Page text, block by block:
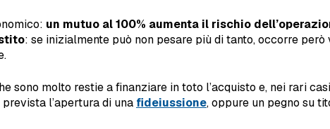
un mutuo al 100% aumenta il rischio
: se inizialmente può non pesare più di tanto, occorre
sono molto restie a finanziare in toto l’acquisto e, nei rari
l’apertura di una fideiussione, oppure un pegno su